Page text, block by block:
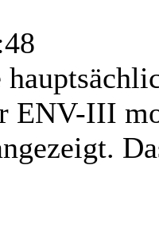
ENV-III